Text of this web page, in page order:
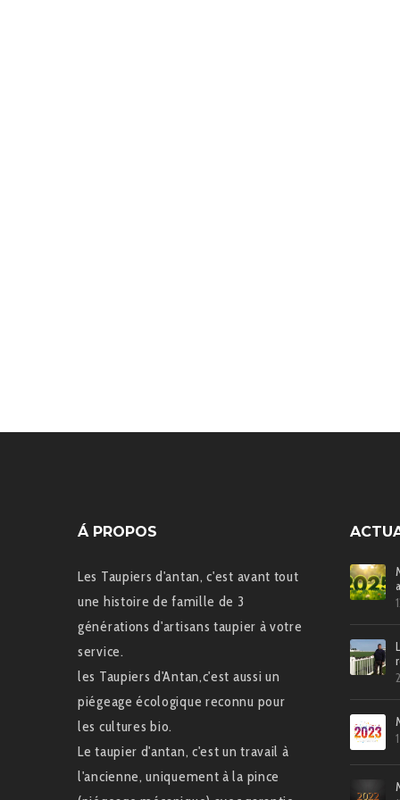
Á PROPOS
Les Taupiers d'antan, c'est avant tout
une histoire de famille de 3
générations d'artisans taupier à votre
service.
les Taupiers d'Antan,c'est aussi un
piégeage écologique reconnu pour
les cultures bio.
Le taupier d'antan, c'est un travail à
l'ancienne, uniquement à la pince